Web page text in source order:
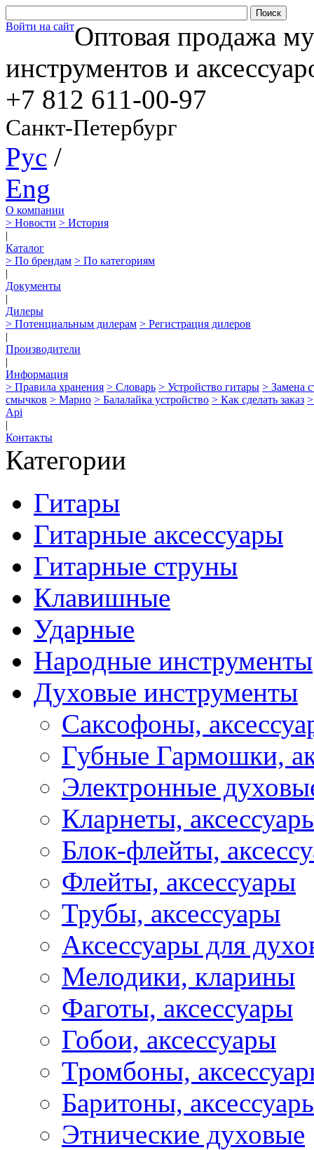
Войти на сайтОптовая продажа
инструментов и
+7 812 611-00-97
Санкт-Петербург
Рус /
Eng
О компании
> Новости > История
|
Каталог
> По брендам > По категориям
|
Документы
|
Дилеры
> Потенциальным дилерам > Регистрация дилеров
|
Производители
|
Информация
> Правила хранения > Словарь > Устройство гитары > Замена
смычков > Марио > Балалайка устройство > Как сделать заказ
Api
|
Контакты
Категории
Гитары
Гитарные аксессуары
Гитарные струны
Клавишные
Ударные
Народные инструменты
Духовые инструменты
Саксофоны,
Губные Гармошки,
Электронные
Кларнеты,
Блок-флейты,
Флейты, аксессуары
Трубы, аксессуары
Аксессуары для
Мелодики, кларины
Фаготы, аксессуары
Гобои, аксессуары
Тромбоны,
Баритоны,
Этнические духовые